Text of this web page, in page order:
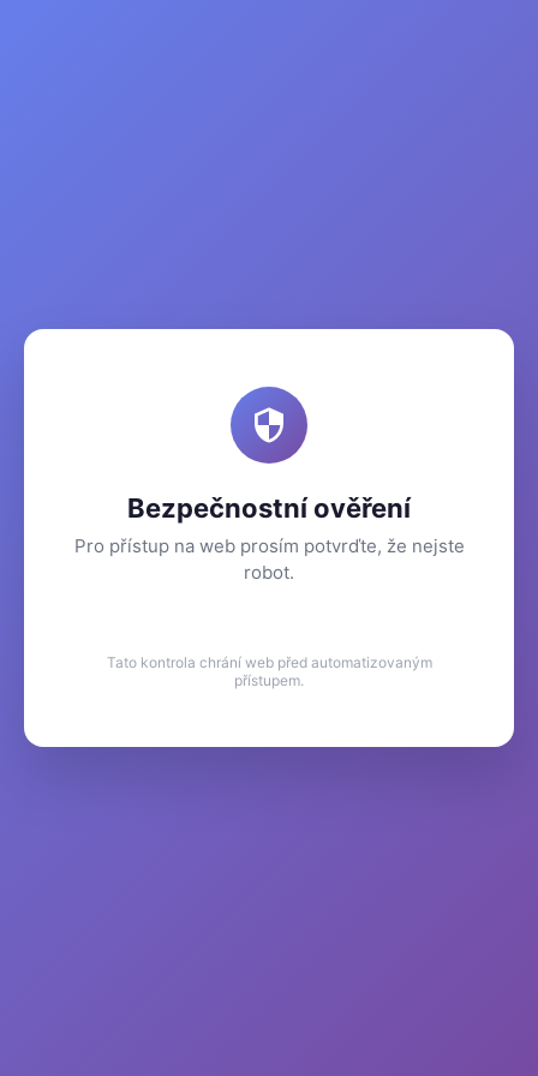
Bezpečnostní ověření
Pro přístup na web prosím potvrďte, že nejste
robot.
Tato kontrola chrání web před automatizovaným
přístupem.